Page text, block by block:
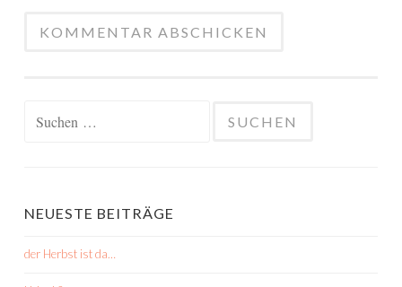
NEUESTE BEITRÄGE
der Herbst ist da…